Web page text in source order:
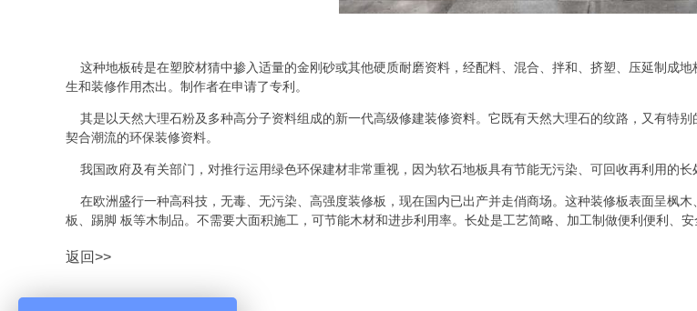
这种地板砖是在塑胶材猜中掺入适量的金刚砂或其他硬质耐磨资料，经配料、混合、拌和、挤塑、压延制成
生和装修作用杰出。制作者在申请了专利。
其是以天然大理石粉及多种高分子资料组成的新一代高级修建装修资料。它既有天然大理石的纹路，又有特
契合潮流的环保装修资料。
我国政府及有关部门，对推行运用绿色环保建材非常重视，因为软石地板具有节能无污染、可回收再利用的长
在欧洲盛行一种高科技，无毒、无污染、高强度装修板，现在国内已出产并走俏商场。这种装修板表面呈枫
板、踢脚 板等木制品。不需要大面积施工，可节能木材和进步利用率。长处是工艺简略、加工制做便利便利、安
返回>>